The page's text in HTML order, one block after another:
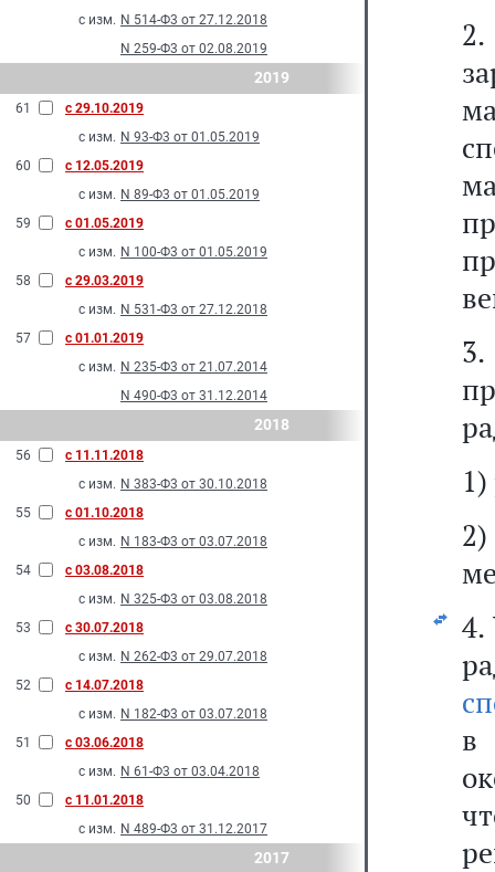
с изм. N 514-Ф3 от 27.12.2018
N 259-Ф3 от 02.08.2019
2019
61
с 29.10.2019
с изм. N 93-Ф3 от 01.05.2019
60
с 12.05.2019
с изм. N 89-Ф3 от 01.05.2019
59
с 01.05.2019
с изм. N 100-Ф3 от 01.05.2019
58
с 29.03.2019
с изм. N 531-Ф3 от 27.12.2018
57
с 01.01.2019
с изм. N 235-Ф3 от 21.07.2014
N 490-Ф3 от 31.12.2014
2018
56
с 11.11.2018
с изм. N 383-Ф3 от 30.10.2018
55
с 01.10.2018
с изм. N 183-Ф3 от 03.07.2018
54
с 03.08.2018
с изм. N 325-Ф3 от 03.08.2018
53
с 30.07.2018
с изм. N 262-Ф3 от 29.07.2018
52
с 14.07.2018
с изм. N 182-Ф3 от 03.07.2018
51
с 03.06.2018
с изм. N 61-Ф3 от 03.04.2018
50
с 11.01.2018
с изм. N 489-Ф3 от 31.12.2017
2017
4.
в